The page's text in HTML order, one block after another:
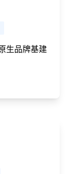
生品牌基建